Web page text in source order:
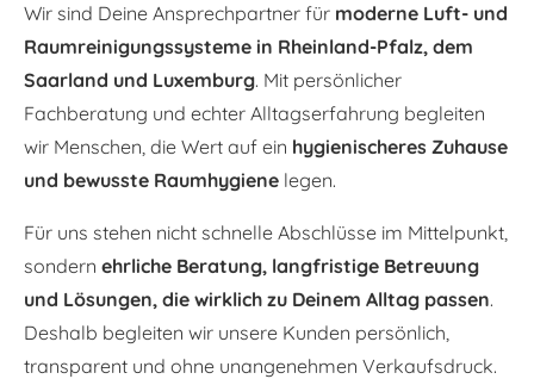
Wir sind Deine Ansprechpartner für moderne Luft- und
Raumreinigungssysteme in Rheinland-Pfalz, dem
Saarland und Luxemburg. Mit persönlicher
Fachberatung und echter Alltagserfahrung begleiten
wir Menschen, die Wert auf ein hygienischeres Zuhause
und bewusste Raumhygiene legen.
Für uns stehen nicht schnelle Abschlüsse im Mittelpunkt,
sondern ehrliche Beratung, langfristige Betreuung
und Lösungen, die wirklich zu Deinem Alltag passen.
Deshalb begleiten wir unsere Kunden persönlich,
transparent und ohne unangenehmen Verkaufsdruck.